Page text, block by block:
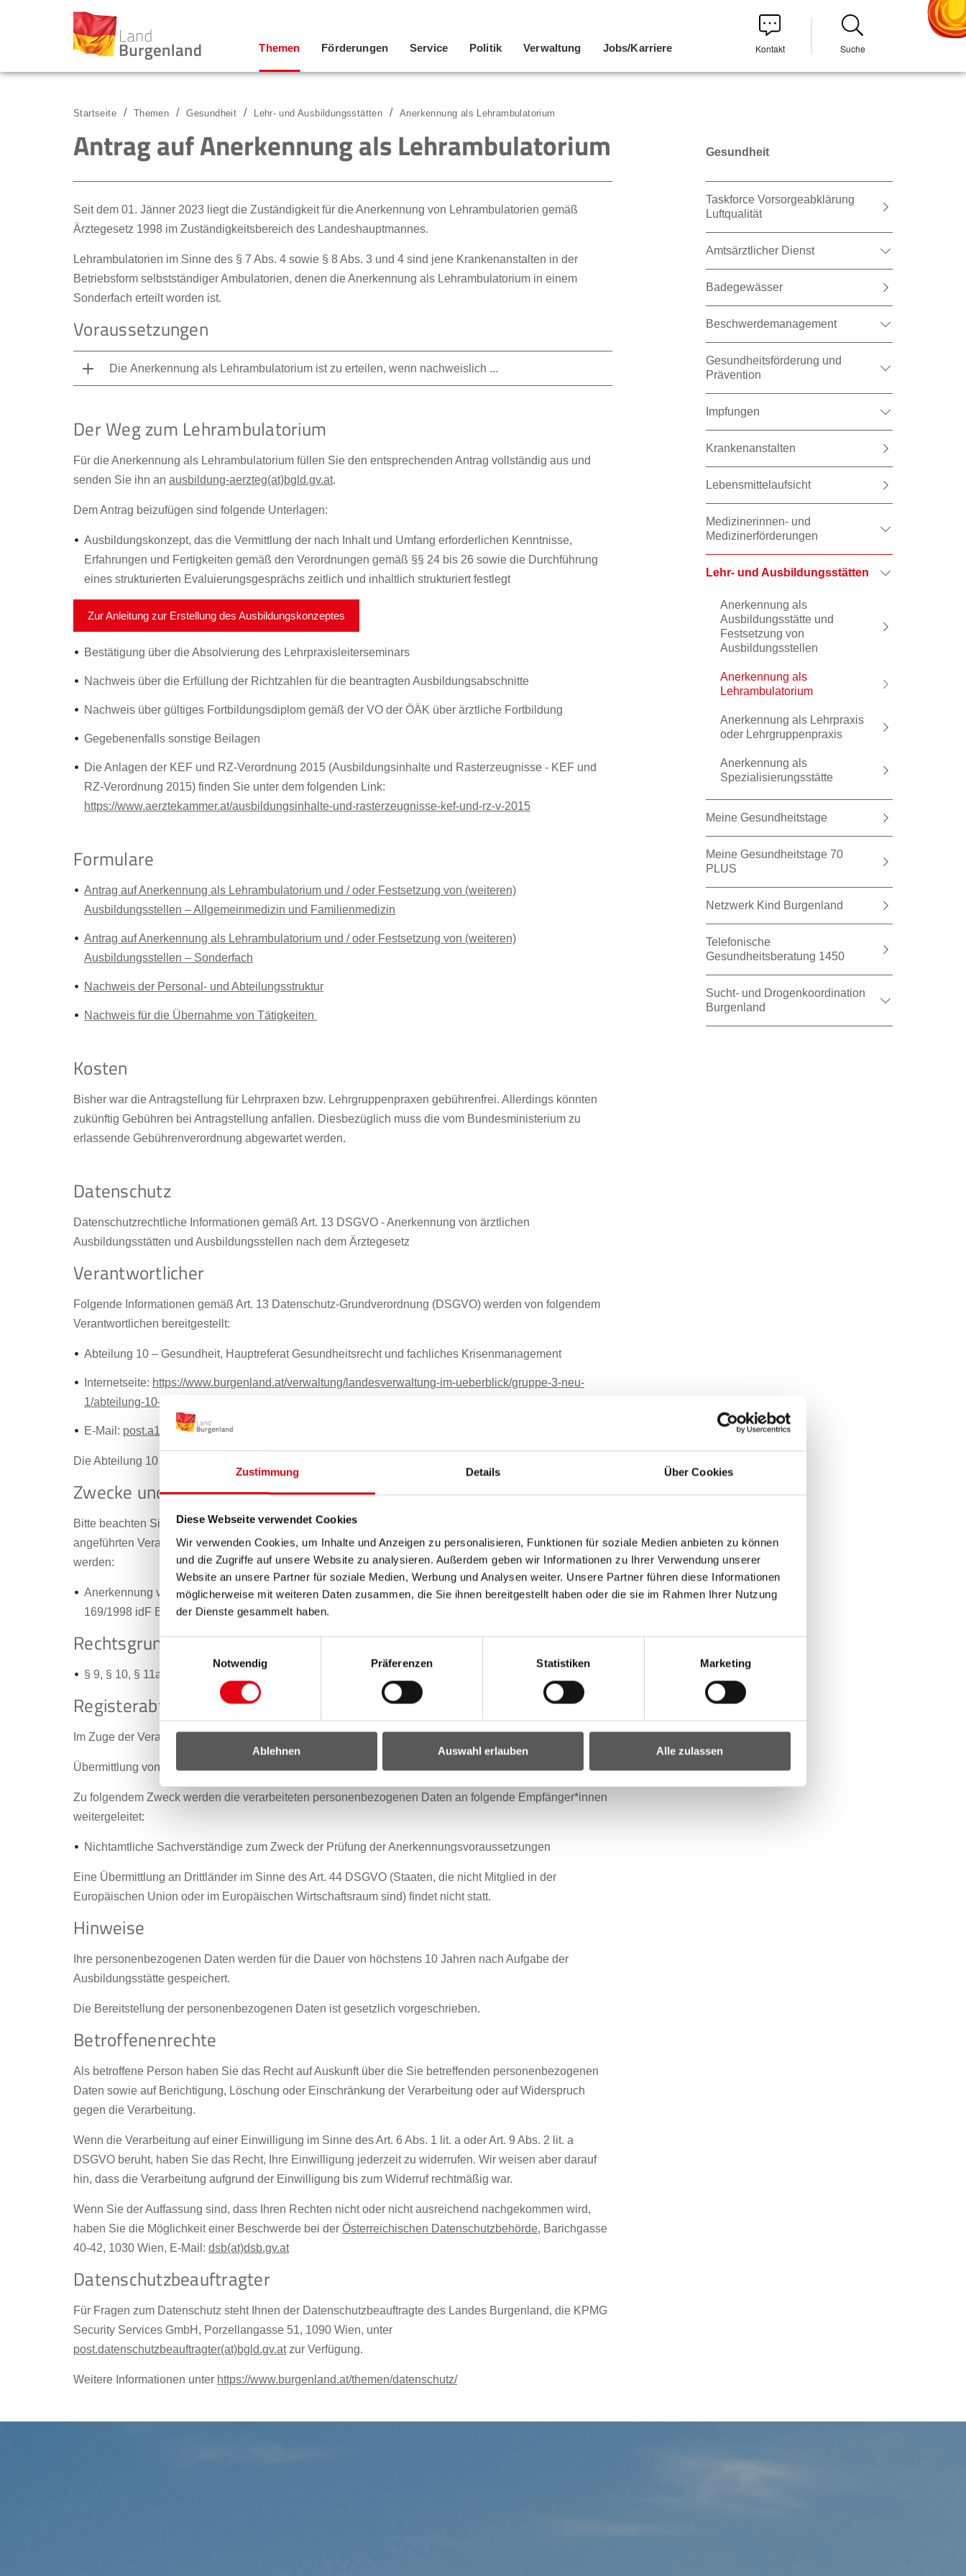
Zustimmung Details Über Cookies
Diese Webseite verwendet Cookies
Wir verwenden Cookies, um Inhalte und Anzeigen zu personalisieren, Funktionen für soziale Medien anbieten zu können
und die Zugriffe auf unsere Website zu analysieren. Außerdem geben wir Informationen zu Ihrer Verwendung unserer
Website an unsere Partner für soziale Medien, Werbung und Analysen weiter. Unsere Partner führen diese Informationen
möglicherweise mit weiteren Daten zusammen, die Sie ihnen bereitgestellt haben oder die sie im Rahmen Ihrer Nutzung
der Dienste gesammelt haben.
Einwilligungsauswahl
Notwendig
Präferenzen Statistiken Marketing
Ablehnen Auswahl erlauben Alle zulassen
Zum Inhalt
Zum Menü
Zur Suche
Themen Förderungen Service Politik Verwaltung Jobs/Karriere Kontakt Suche
Startseite Themen Gesundheit Lehr- und Ausbildungsstätten Anerkennung als Lehrambulatorium
Antrag auf Anerkennung als Lehrambulatorium
Seit dem 01. Jänner 2023 liegt die Zuständigkeit für die Anerkennung von Lehrambulatorien gemäß
Ärztegesetz 1998 im Zuständigkeitsbereich des Landeshauptmannes.
Lehrambulatorien im Sinne des § 7 Abs. 4 sowie § 8 Abs. 3 und 4 sind jene Krankenanstalten in der
Betriebsform selbstständiger Ambulatorien, denen die Anerkennung als Lehrambulatorium in einem
Sonderfach erteilt worden ist.
Voraussetzungen
Die Anerkennung als Lehrambulatorium ist zu erteilen, wenn nachweislich ...
Der Weg zum Lehrambulatorium
Für die Anerkennung als Lehrambulatorium füllen Sie den entsprechenden Antrag vollständig aus und
senden Sie ihn an ausbildung-aerzteg(at)bgld.gv.at.
Dem Antrag beizufügen sind folgende Unterlagen:
Ausbildungskonzept, das die Vermittlung der nach Inhalt und Umfang erforderlichen Kenntnisse,
Erfahrungen und Fertigkeiten gemäß den Verordnungen gemäß §§ 24 bis 26 sowie die Durchführung
eines strukturierten Evaluierungsgesprächs zeitlich und inhaltlich strukturiert festlegt
Zur Anleitung zur Erstellung des Ausbildungskonzeptes
Bestätigung über die Absolvierung des Lehrpraxisleiterseminars
Nachweis über die Erfüllung der Richtzahlen für die beantragten Ausbildungsabschnitte
Nachweis über gültiges Fortbildungsdiplom gemäß der VO der ÖÄK über ärztliche Fortbildung
Gegebenenfalls sonstige Beilagen
Die Anlagen der KEF und RZ-Verordnung 2015 (Ausbildungsinhalte und Rasterzeugnisse - KEF und
RZ-Verordnung 2015) finden Sie unter dem folgenden Link:
https://www.aerztekammer.at/ausbildungsinhalte-und-rasterzeugnisse-kef-und-rz-v-2015
Formulare
Antrag auf Anerkennung als Lehrambulatorium und / oder Festsetzung von (weiteren)
Ausbildungsstellen – Allgemeinmedizin und Familienmedizin
Antrag auf Anerkennung als Lehrambulatorium und / oder Festsetzung von (weiteren)
Ausbildungsstellen – Sonderfach
Nachweis der Personal- und Abteilungsstruktur
Nachweis für die Übernahme von Tätigkeiten
Kosten
Bisher war die Antragstellung für Lehrpraxen bzw. Lehrgruppenpraxen gebührenfrei. Allerdings könnten
zukünftig Gebühren bei Antragstellung anfallen. Diesbezüglich muss die vom Bundesministerium zu
erlassende Gebührenverordnung abgewartet werden.
Datenschutz
Datenschutzrechtliche Informationen gemäß Art. 13 DSGVO - Anerkennung von ärztlichen
Ausbildungsstätten und Ausbildungsstellen nach dem Ärztegesetz
Verantwortlicher
Folgende Informationen gemäß Art. 13 Datenschutz-Grundverordnung (DSGVO) werden von folgendem
Verantwortlichen bereitgestellt:
Abteilung 10 – Gesundheit, Hauptreferat Gesundheitsrecht und fachliches Krisenmanagement
Internetseite: https://www.burgenland.at/verwaltung/landesverwaltung-im-ueberblick/gruppe-3-neu-
1/abteilung-10-gesundheit/hauptreferat-gesundheitsrecht-und-fachliches-krisenmanagement/
E-Mail: post.a10-gesundheitsrecht(at)bgld.gv.at
Die Abteilung 10 - Gesundheit ist datenschutzrechtlich verantwortlich.
Zwecke und Rechtsgrundlagen der Verarbeitung
Bitte beachten Sie, dass die von Ihnen bekannt gegebenen personenbezogenen Daten vom oben
angeführten Verantwortlichen für folgende Zwecke aufgrund folgender Rechtsgrundlagen verarbeitet
werden:
Anerkennung von Ausbildungsstätten und -stellen nach dem Ärztegesetz 1998 (ÄrzteG 1998, BGBl. I Nr.
169/1998 idF BGBl. I Nr. 17/2023)
Rechtsgrundlagen:
§ 9, § 10, § 11a § 12, § 12a, § 13 ÄrzteG 1998, BGBl. I Nr. 169/1998 idF BGBl. I Nr. 17/2023
Registerabfragen
Im Zuge der Verarbeitung werden keine Registerabfragen durchgeführt.
Übermittlung von personenbezogenen Daten
Zu folgendem Zweck werden die verarbeiteten personenbezogenen Daten an folgende Empfänger*innen
weitergeleitet:
Nichtamtliche Sachverständige zum Zweck der Prüfung der Anerkennungsvoraussetzungen
Eine Übermittlung an Drittländer im Sinne des Art. 44 DSGVO (Staaten, die nicht Mitglied in der
Europäischen Union oder im Europäischen Wirtschaftsraum sind) findet nicht statt.
Hinweise
Ihre personenbezogenen Daten werden für die Dauer von höchstens 10 Jahren nach Aufgabe der
Ausbildungsstätte gespeichert.
Die Bereitstellung der personenbezogenen Daten ist gesetzlich vorgeschrieben.
Betroffenenrechte
Als betroffene Person haben Sie das Recht auf Auskunft über die Sie betreffenden personenbezogenen
Daten sowie auf Berichtigung, Löschung oder Einschränkung der Verarbeitung oder auf Widerspruch
gegen die Verarbeitung.
Wenn die Verarbeitung auf einer Einwilligung im Sinne des Art. 6 Abs. 1 lit. a oder Art. 9 Abs. 2 lit. a
DSGVO beruht, haben Sie das Recht, Ihre Einwilligung jederzeit zu widerrufen. Wir weisen aber darauf
hin, dass die Verarbeitung aufgrund der Einwilligung bis zum Widerruf rechtmäßig war.
Wenn Sie der Auffassung sind, dass Ihren Rechten nicht oder nicht ausreichend nachgekommen wird,
haben Sie die Möglichkeit einer Beschwerde bei der Österreichischen Datenschutzbehörde, Barichgasse
40-42, 1030 Wien, E-Mail: dsb(at)dsb.gv.at
Datenschutzbeauftragter
Für Fragen zum Datenschutz steht Ihnen der Datenschutzbeauftragte des Landes Burgenland, die KPMG
Security Services GmbH, Porzellangasse 51, 1090 Wien, unter
post.datenschutzbeauftragter(at)bgld.gv.atzur Verfügung.
Weitere Informationen unter https://www.burgenland.at/themen/datenschutz/
Gesundheit
Taskforce Vorsorgeabklärung
Luftqualität
Amtsärztlicher Dienst
Badegewässer
Beschwerdemanagement
Gesundheitsförderung und
Prävention
Impfungen
Krankenanstalten
Lebensmittelaufsicht
Medizinerinnen- und
Medizinerförderungen
Lehr- und Ausbildungsstätten
Anerkennung als
Ausbildungsstätte und
Festsetzung von
Ausbildungsstellen
Anerkennung als
Lehrambulatorium
Anerkennung als Lehrpraxis
oder Lehrgruppenpraxis
Anerkennung als
Spezialisierungsstätte
Meine Gesundheitstage
Meine Gesundheitstage 70
PLUS
Netzwerk Kind Burgenland
Telefonische
Gesundheitsberatung 1450
Sucht- und Drogenkoordination
Burgenland